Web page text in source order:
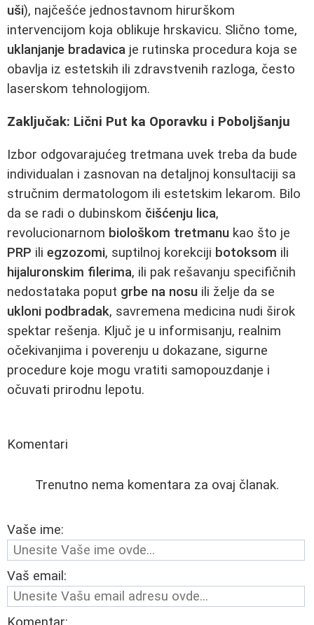
uši), najčešće jednostavnom hirurškom
intervencijom koja oblikuje hrskavicu. Slično tome,
uklanjanje bradavica je rutinska procedura koja se
obavlja iz estetskih ili zdravstvenih razloga, često
laserskom tehnologijom.
Zaključak: Lični Put ka Oporavku i Poboljšanju
Izbor odgovarajućeg tretmana uvek treba da bude
individualan i zasnovan na detaljnoj konsultaciji sa
stručnim dermatologom ili estetskim lekarom. Bilo
da se radi o dubinskom čišćenju lica,
revolucionarnom biološkom tretmanu kao što je
PRP ili egzozomi, suptilnoj korekciji botoksom ili
hijaluronskim filerima, ili pak rešavanju specifičnih
nedostataka poput grbe na nosu ili želje da se
ukloni podbradak, savremena medicina nudi širok
spektar rešenja. Ključ je u informisanju, realnim
očekivanjima i poverenju u dokazane, sigurne
procedure koje mogu vratiti samopouzdanje i
očuvati prirodnu lepotu.
Komentari
Trenutno nema komentara za ovaj članak.
Vaše ime:
Vaš email: